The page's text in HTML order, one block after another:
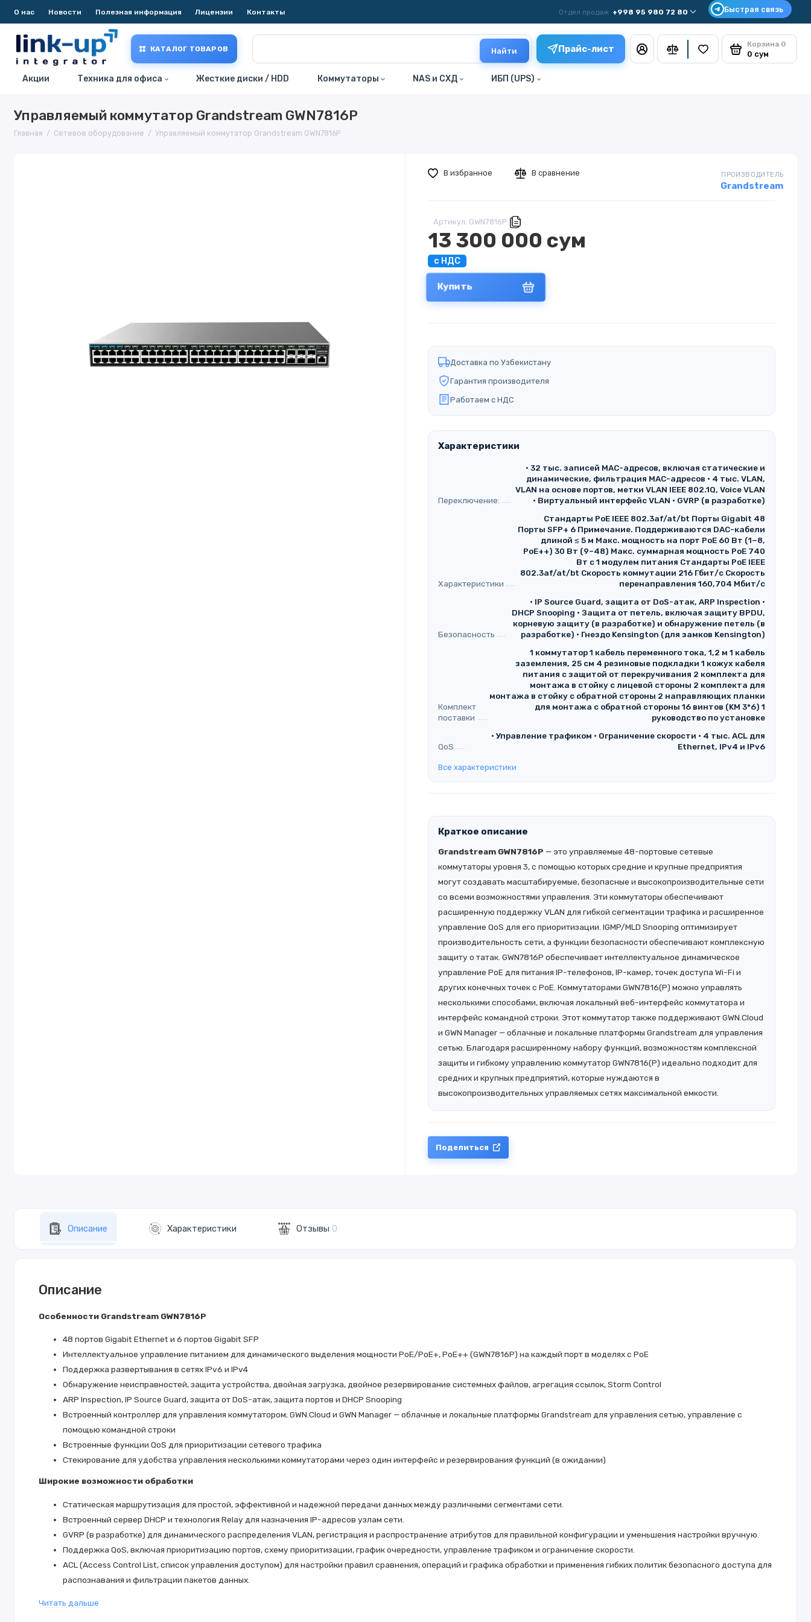
О нас Новости Полезная информация Лицензии Контакты Отдел продаж +998 95 980 72 80
КАТАЛОГ ТОВАРОВ Найти Прайс-лист Корзина 0
0 сум
Акции Техника для офиса Жесткие диски / HDD Коммутаторы NAS и СХД ИБП (UPS)
Управляемый коммутатор Grandstream GWN7816P
Главная Сетевое оборудование Управляемый коммутатор Grandstream GWN7816P
Артикул: GWN7816P
Grandstream
ПРОИЗВОДИТЕЛЬ
13 300 000 сум
с НДС
Купить
Доставка по Узбекистану
Гарантия производителя
Работаем с НДС
В избранное В сравнение
Характеристики
Переключение:
• 32 тыс. записей MAC-адресов, включая статические и
динамические, фильтрация MAC-адресов • 4 тыс. VLAN,
VLAN на основе портов, метки VLAN IEEE 802.1Q, Voice VLAN
• Виртуальный интерфейс VLAN • GVRP (в разработке)
Характеристики
Стандарты PoE IEEE 802.3af/at/bt Порты Gigabit 48
Порты SFP+ 6 Примечание. Поддерживаются DAC-кабели
длиной ≤ 5 м Макс. мощность на порт PoE 60 Вт (1−8,
PoE++) 30 Вт (9–48) Макс. суммарная мощность PoE 740
Вт с 1 модулем питания Стандарты PoE IEEE
802.3af/at/bt Скорость коммутации 216 Гбит/с Скорость
перенаправления 160,704 Мбит/с
Безопасность
• IP Source Guard, защита от DoS-атак, ARP Inspection •
DHCP Snooping • Защита от петель, включая защиту BPDU,
корневую защиту (в разработке) и обнаружение петель (в
разработке) • Гнездо Kensington (для замков Kensington)
Комплект
поставки
1 коммутатор 1 кабель переменного тока, 1,2 м 1 кабель
заземления, 25 см 4 резиновые подкладки 1 кожух кабеля
питания с защитой от перекручивания 2 комплекта для
монтажа в стойку с лицевой стороны 2 комплекта для
монтажа в стойку с обратной стороны 2 направляющих планки
для монтажа с обратной стороны 16 винтов (KM 3*6) 1
руководство по установке
QoS
• Управление трафиком • Ограничение скорости • 4 тыс. ACL для
Ethernet, IPv4 и IPv6
Все характеристики
Краткое описание
Grandstream GWN7816P — это управляемые 48-портовые сетевые
коммутаторы уровня 3, с помощью которых средние и крупные предприятия
могут создавать масштабируемые, безопасные и высокопроизводительные сети
со всеми возможностями управления. Эти коммутаторы обеспечивают
расширенную поддержку VLAN для гибкой сегментации трафика и расширенное
управление QoS для его приоритизации. IGMP/MLD Snooping оптимизирует
производительность сети, а функции безопасности обеспечивают комплексную
защиту о татак. GWN7816P обеспечивает интеллектуальное динамическое
управление PoE для питания IP-телефонов, IP-камер, точек доступа Wi-Fi и
других конечных точек с PoE. Коммутаторами GWN7816(P) можно управлять
несколькими способами, включая локальный веб-интерфейс коммутатора и
интерфейс командной строки. Этот коммутатор также поддерживают GWN.Cloud
и GWN Manager — облачные и локальные платформы Grandstream для управления
сетью. Благодаря расширенному набору функций, возможностям комплексной
защиты и гибкому управлению коммутатор GWN7816(P) идеально подходит для
средних и крупных предприятий, которые нуждаются в
высокопроизводительных управляемых сетях максимальной емкости.
Поделиться
Описание Характеристики Отзывы 0
Описание
Особенности Grandstream GWN7816P
48 портов Gigabit Ethernet и 6 портов Gigabit SFP
Интеллектуальное управление питанием для динамического выделения мощности PoE/PoE+, PoE++ (GWN7816P) на каждый порт в моделях с PoE
Поддержка развертывания в сетях IPv6 и IPv4
Обнаружение неисправностей, защита устройства, двойная загрузка, двойное резервирование системных файлов, агрегация ссылок, Storm Control
ARP Inspection, IP Source Guard, защита от DoS-атак, защита портов и DHCP Snooping
Встроенный контроллер для управления коммутатором; GWN.Cloud и GWN Manager — облачные и локальные платформы Grandstream для управления сетью, управление с
помощью командной строки
Встроенные функции QoS для приоритизации сетевого трафика
Стекирование для удобства управления несколькими коммутаторами через один интерфейс и резервирования функций (в ожидании)
Широкие возможности обработки
Статическая маршрутизация для простой, эффективной и надежной передачи данных между различными сегментами сети.
Встроенный сервер DHCP и технология Relay для назначения IP-адресов узлам сети.
GVRP (в разработке) для динамического распределения VLAN, регистрация и распространение атрибутов для правильной конфигурации и уменьшения настройки вручную.
Поддержка QoS, включая приоритизацию портов, схему приоритизации, график очередности, управление трафиком и ограничение скорости.
ACL (Access Control List, список управления доступом) для настройки правил сравнения, операций и графика обработки и применения гибких политик безопасного доступа для
распознавания и фильтрации пакетов данных.
IGMP Snooping и MLD Snooping для видеосистем с несколькими терминалами, в том числе для видеонаблюдения и видеоконференций.
Читать дальше